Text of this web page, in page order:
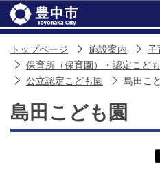
トップページ 施設案内
子
保育所（保育園）・認定こど
公立認定こども園
島田こ
島田こども園